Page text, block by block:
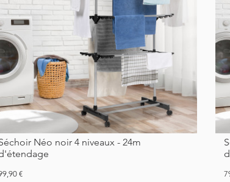
niveaux - 24m
€
Séchoir Néo noir 3 niveaux - 16m